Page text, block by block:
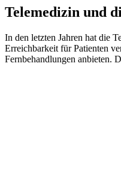
Telemedizin und
In den letzten Jahren hat die
Erreichbarkeit für Patienten
Fernbehandlungen anbieten.